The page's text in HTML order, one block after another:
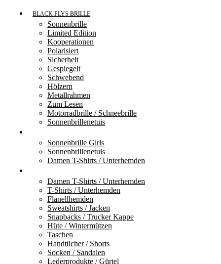
BLACK FLYS BRILLE
Sonnenbrille
Limited Edition
Kooperationen
Polarisiert
Sicherheit
Gespiegelt
Schwebend
Hölzern
Metallrahmen
Zum Lesen
Motorradbrille / Schneebrille
Sonnenbrillenetuis
Sonnenbrille Girls
Sonnenbrillenetuis
Damen T-Shirts / Unterhemden
Damen T-Shirts / Unterhemden
T-Shirts / Unterhemden
Flanellhemden
Sweatshirts / Jacken
Snapbacks / Trucker Kappe
Hüte / Wintermützen
Taschen
Handtücher / Shorts
Socken / Sandalen
Lederprodukte / Gürtel